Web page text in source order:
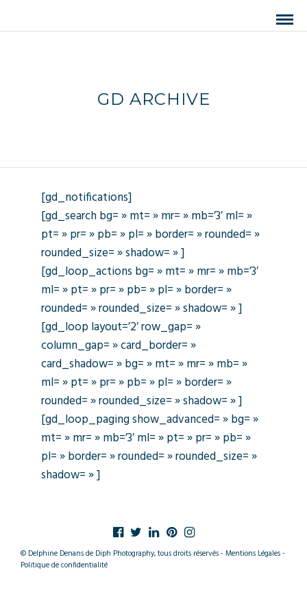
GD ARCHIVE
[gd_notifications]
[gd_search bg= » mt= » mr= » mb=’3′ ml= »
pt= » pr= » pb= » pl= » border= » rounded= »
rounded_size= » shadow= » ]
[gd_loop_actions bg= » mt= » mr= » mb=’3′
ml= » pt= » pr= » pb= » pl= » border= »
rounded= » rounded_size= » shadow= » ]
[gd_loop layout=’2′ row_gap= »
column_gap= » card_border= »
card_shadow= » bg= » mt= » mr= » mb= »
ml= » pt= » pr= » pb= » pl= » border= »
rounded= » rounded_size= » shadow= » ]
[gd_loop_paging show_advanced= » bg= »
mt= » mr= » mb=’3′ ml= » pt= » pr= » pb= »
pl= » border= » rounded= » rounded_size= »
shadow= » ]
© Delphine Denans de Diph Photography, tous droits réservés - Mentions Légales -
Politique de confidentialité